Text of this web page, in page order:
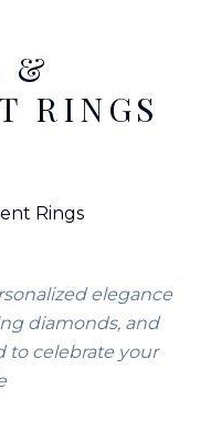
&
RINGS
elegance
diamonds, and
to celebrate your